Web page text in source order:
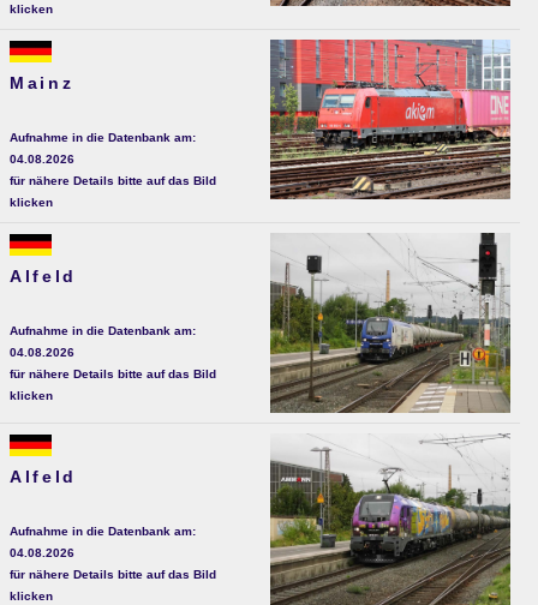
klicken
Mainz
Aufnahme in die Datenbank am:
04.08.2026
für nähere Details bitte auf das Bild
klicken
Alfeld
Aufnahme in die Datenbank am:
04.08.2026
für nähere Details bitte auf das Bild
klicken
Alfeld
Aufnahme in die Datenbank am:
04.08.2026
für nähere Details bitte auf das Bild
klicken